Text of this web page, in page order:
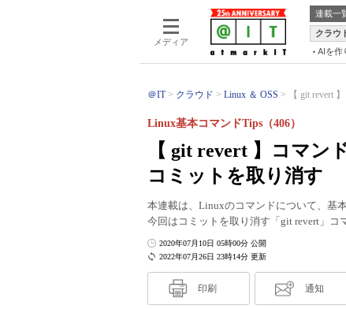
メディア
連載一
クラウ
AIを作
＠IT クラウド Linux ＆ OSS 【 git revert
【 git revert 】コマ
コミットを取り消す
Linux基本コマンドTips（406）
本連載は、Linuxのコマンドについて、基
今回はコミットを取り消す「git revert」コ
2022年07月26日 23時14分 更新
2020年07月10日 05時00分 公開
印刷 通知